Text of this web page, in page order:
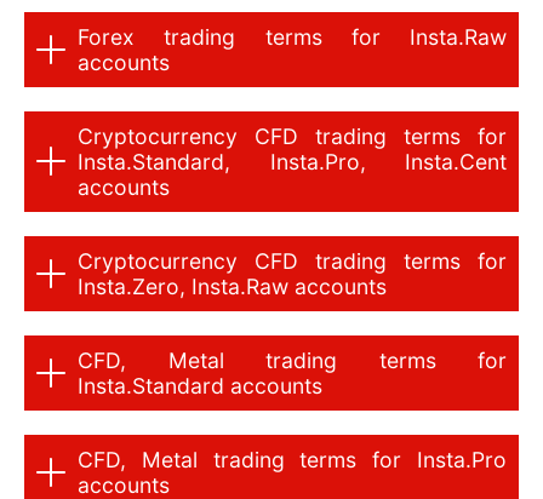
Forex trading terms for Insta.Raw
accounts
Cryptocurrency CFD trading terms for
Insta.Standard, Insta.Pro, Insta.Cent
accounts
Cryptocurrency CFD trading terms for
Insta.Zero, Insta.Raw accounts
CFD, Metal trading terms for
Insta.Standard accounts
CFD, Metal trading terms for Insta.Pro
accounts